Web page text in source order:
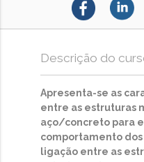
Descrição do
Apresenta-se as
entre as estruturas
aço/concreto para
comportamento
ligação entre as